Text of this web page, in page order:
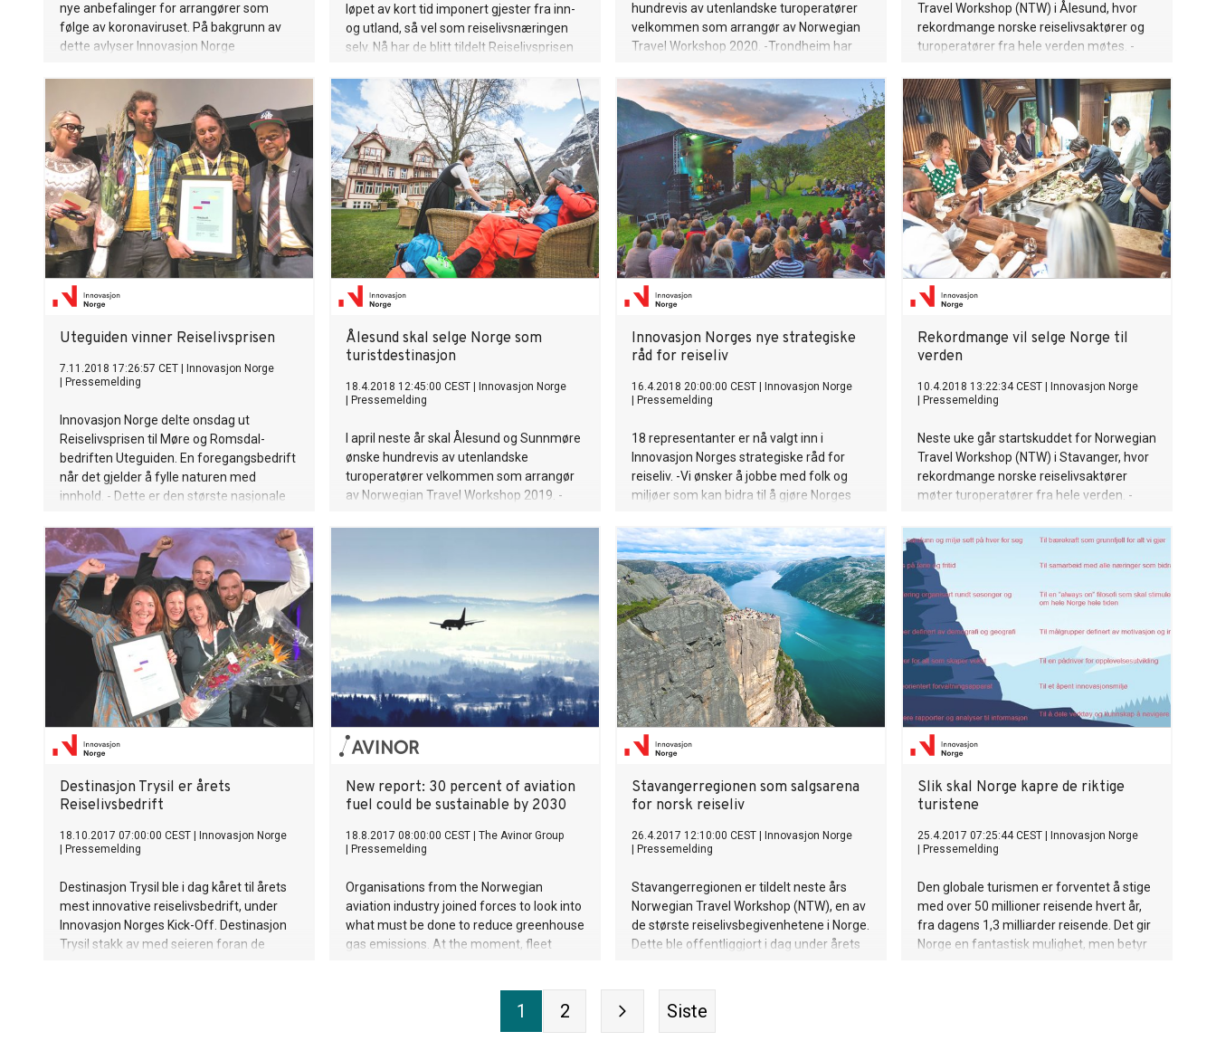
nye anbefalinger for arrangører som
følge av koronaviruset. På bakgrunn av
dette avlyser Innovasjon Norge
løpet av kort tid imponert gjester fra inn-
og utland, så vel som reiselivsnæringen
selv. Nå har de blitt tildelt Reiselivsprisen
hundrevis av utenlandske turoperatører
velkommen som arrangør av Norwegian
Travel Workshop 2020. -Trondheim har
matdestinasjon. Det får verdens
reiselivsbransje smake neste år, sier
Bente Bratland Holm, reiselivsdirektør
Innovasjon Norge.
Travel Workshop (NTW) i Ålesund, hvor
rekordmange norske reiselivsaktører og
turoperatører fra hele verden møtes. -
interesse for skreddersydde turer
spekket med aktiviteter, sier Bente
Bratland Holm, reiselivsdirektør
Innovasjon Norge.
Uteguiden vinner Reiselivsprisen
7.11.2018 17:26:57 CET
Innovasjon Norge
Pressemelding
Innovasjon Norge delte onsdag ut
Reiselivsprisen til Møre og Romsdal-
bedriften Uteguiden. En foregangsbedrift
når det gjelder å fylle naturen med
innhold. - Dette er den største nasjonale
bekreftelse på det arbeidet vi har gjort de
siste årene, sier en strålende glad Oscar
Almgren, daglig leder i Uteguiden.
Ålesund skal selge Norge som
turistdestinasjon
18.4.2018 12:45:00 CEST
Innovasjon Norge
Pressemelding
I april neste år skal Ålesund og Sunnmøre
ønske hundrevis av utenlandske
turoperatører velkommen som arrangør
av Norwegian Travel Workshop 2019. -
Innovasjon Norge.
Innovasjon Norges nye strategiske
råd for reiseliv
16.4.2018 20:00:00 CEST
Innovasjon Norge
Pressemelding
18 representanter er nå valgt inn i
Innovasjon Norges strategiske råd for
reiseliv. -Vi ønsker å jobbe med folk og
miljøer som kan bidra til å gjøre Norges
Bratland Holm, reiselivsdirektør i
Innovasjon Norge.
Rekordmange vil selge Norge til
verden
10.4.2018 13:22:34 CEST
Innovasjon Norge
Pressemelding
Neste uke går startskuddet for Norwegian
Travel Workshop (NTW) i Stavanger, hvor
rekordmange norske reiselivsaktører
møter turoperatører fra hele verden. -
utviklingen, sier Bente Bratland Holm,
reiselivsdirektør Innovasjon Norge.
Destinasjon Trysil er årets
Reiselivsbedrift
18.10.2017 07:00:00 CEST
Innovasjon Norge
Pressemelding
Destinasjon Trysil ble i dag kåret til årets
mest innovative reiselivsbedrift, under
Innovasjon Norges Kick-Off. Destinasjon
Trysil stakk av med seieren foran de
New report: 30 percent of aviation
fuel could be sustainable by 2030
18.8.2017 08:00:00 CEST
The Avinor Group
Pressemelding
Organisations from the Norwegian
aviation industry joined forces to look into
what must be done to reduce greenhouse
gas emissions. At the moment, fleet
contributions towards reducing
environmental emissions. To reduce
Stavangerregionen som salgsarena
for norsk reiseliv
26.4.2017 12:10:00 CEST
Innovasjon Norge
Pressemelding
Stavangerregionen er tildelt neste års
Norwegian Travel Workshop (NTW), en av
de største reiselivsbegivenhetene i Norge.
Dette ble offentliggjort i dag under årets
Slik skal Norge kapre de riktige
turistene
25.4.2017 07:25:44 CEST
Innovasjon Norge
Pressemelding
Den globale turismen er forventet å stige
med over 50 millioner reisende hvert år,
fra dagens 1,3 milliarder reisende. Det gir
Norge en fantastisk mulighet, men betyr
1 2 Siste